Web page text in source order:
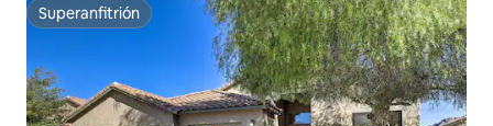
Superanfitrión
Superanfitrión